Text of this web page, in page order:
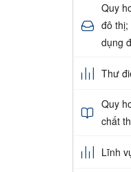
Quy
đô
dụng
Thư
Quy
chất
Lĩnh